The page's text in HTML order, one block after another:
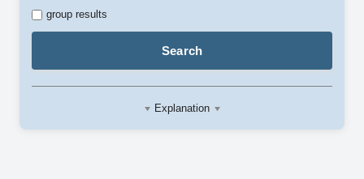
Search
group results
Explanation